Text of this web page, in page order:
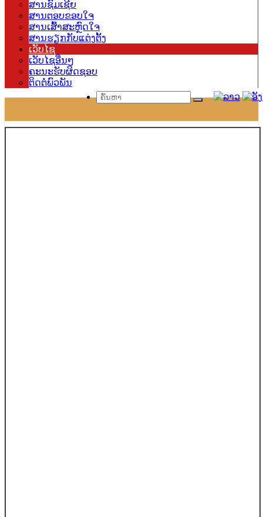
ສານຊົມເຊີຍ
ສານຕອບຂອບໃຈ
ສານເສົ້າສະຫຼົດໃຈ
ສານຮຽກກັບແຕ່ງຕັ້ງ
ເວັບໄຊ
ເວັບໄຊອື່ນໆ
ຄະນະຮັບຜິດຊອບ
ຕິດຕໍ່ພົວພັນ